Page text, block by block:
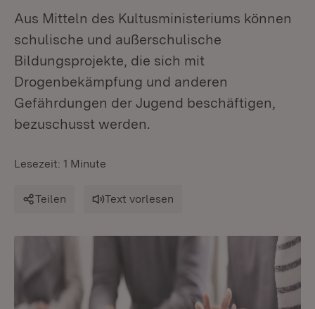
Aus Mitteln des Kultusministeriums können
schulische und außerschulische
Bildungsprojekte, die sich mit
Drogenbekämpfung und anderen
Gefährdungen der Jugend beschäftigen,
bezuschusst werden.
Lesezeit: 1 Minute
Teilen Text vorlesen